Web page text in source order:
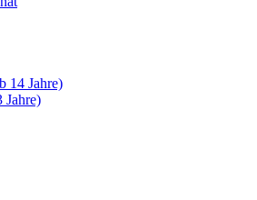
14 Jahre)
Jahre)